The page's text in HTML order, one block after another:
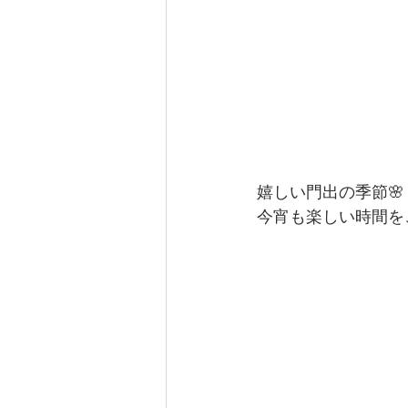
嬉しい門出の季節🌸
今宵も楽しい時間